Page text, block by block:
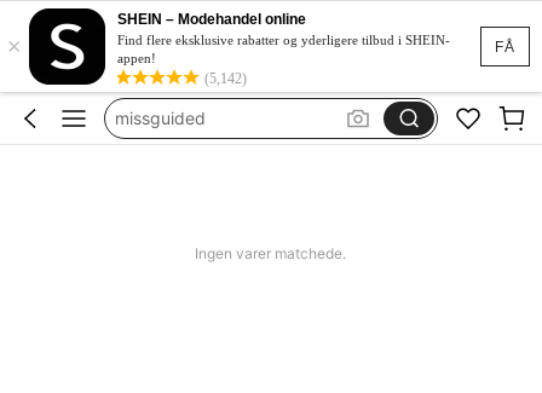
FÅ
×
SHEIN – Modehandel online
Find flere eksklusive rabatter og yderligere tilbud i SHEIN-
appen!
(5,142)
women swimming wear
missguided
jorts men
Ingen varer matchede.